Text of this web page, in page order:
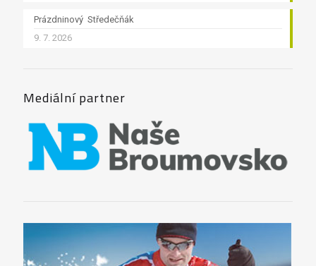
Prázdninový Středečňák
9. 7. 2026
Mediální partner